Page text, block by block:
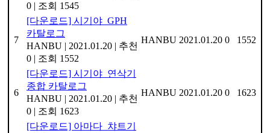
0 | 조회 1545
7
[다운로드] 시기야_GPH
카탈로그
HANBU | 2021.01.20 | 추천
0 | 조회 1552
HANBU 2021.01.20 0 1552
6
[다운로드] 시기야_연삭기
종합 카탈로그
HANBU | 2021.01.20 | 추천
0 | 조회 1623
HANBU 2021.01.20 0 1623
[다운로드] 아마다_챠트기